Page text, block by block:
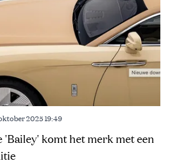
2025 19:49
'Bailey' komt het merk met een